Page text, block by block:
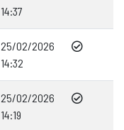
14:37
25/02/2026
14:32
25/02/2026
14:19